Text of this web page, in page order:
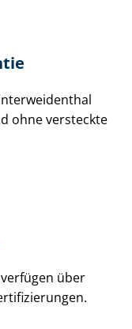
ohne versteckte
über